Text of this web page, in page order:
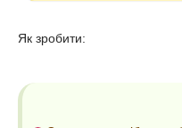
Як зробити: